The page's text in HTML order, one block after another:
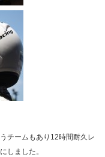
チームもあり12時間耐久レ
しました。